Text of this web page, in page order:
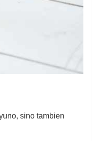
sino tambien